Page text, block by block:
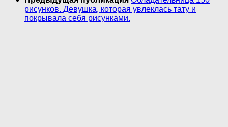
рисунков. Девушка, которая увлеклась тату и
покрывала себя рисунками.